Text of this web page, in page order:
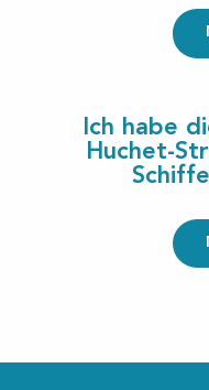
Ich habe
Huchet-